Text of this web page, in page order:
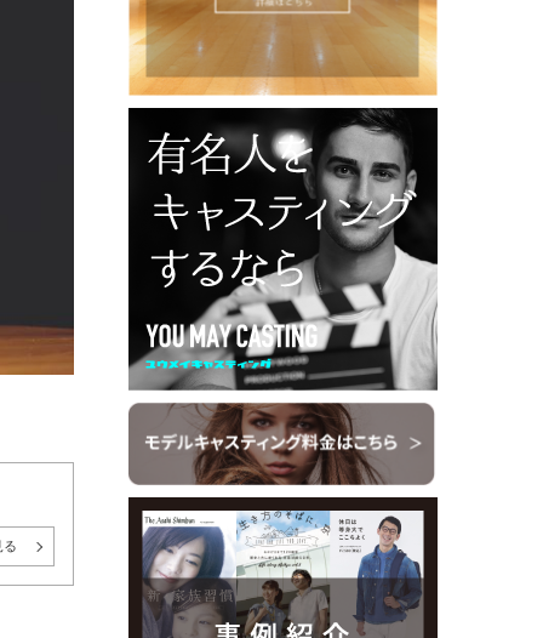
る